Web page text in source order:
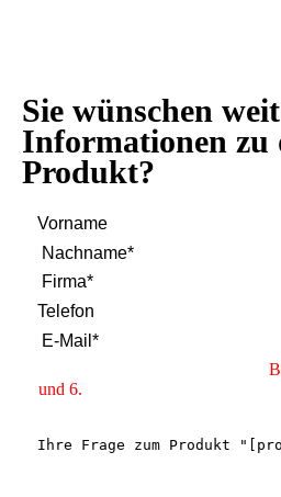
Sie wünschen
Informationen zu
Produkt?
und 6.